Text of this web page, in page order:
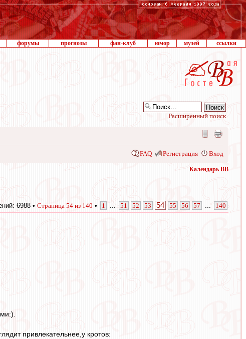
форумы прогнозы фан-клуб юмор музей ссылки
Расширенный поиск
FAQ Регистрация Вход
Календарь ВВ
6988 • Страница 54 из 140 • 1 51 52 53 54 55 56 57 140
привлекательнее,у кротов: